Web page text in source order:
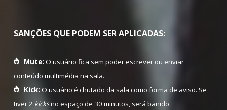
SANÇÕES QUE PODEM SER APLICADAS:
Mute: O usuário fica sem poder escrever ou enviar
conteúdo multimédia na sala.
Kick: O usuário é chutado da sala como forma de aviso. Se
tiver 2 kicksno espaço de 30 minutos, será banido.